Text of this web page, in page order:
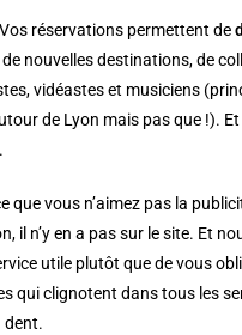
Vos réservations permettent de
de nouvelles destinations, de
vidéastes et musiciens
de Lyon mais pas que !). Et
que vous n’aimez pas la
il n’y en a pas sur le site. Et
utile plutôt que de vous
qui clignotent dans tous les
dent.